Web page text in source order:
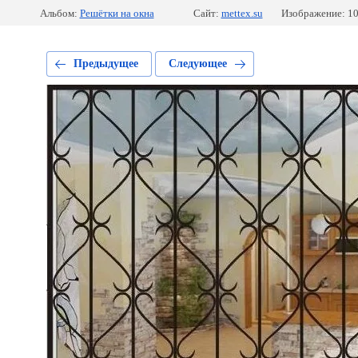
Альбом: Решётки на окна Сайт: mettex.su Изображение:
Предыдущее Следующее